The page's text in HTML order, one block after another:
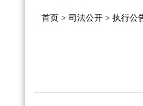
首页 > 司法公开 > 执行公